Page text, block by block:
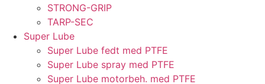
STRONG-GRIP
TARP-SEC
Super Lube
Super Lube fedt med PTFE
Super Lube spray med PTFE
Super Lube motorbeh. med PTFE